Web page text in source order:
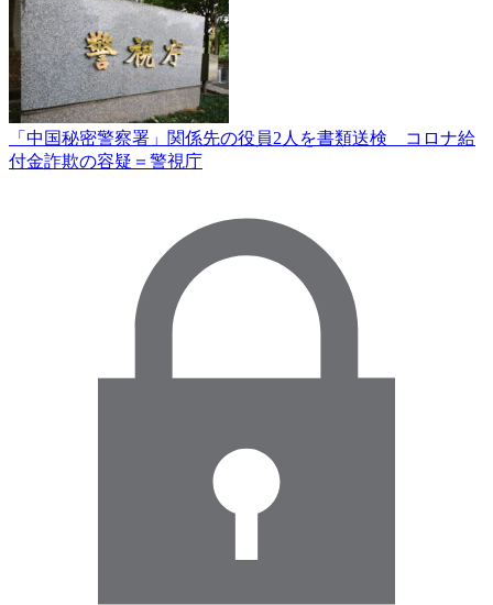
「中国秘密警察署」関係先の役員2人を書類送検 コロナ給
付金詐欺の容疑＝警視庁